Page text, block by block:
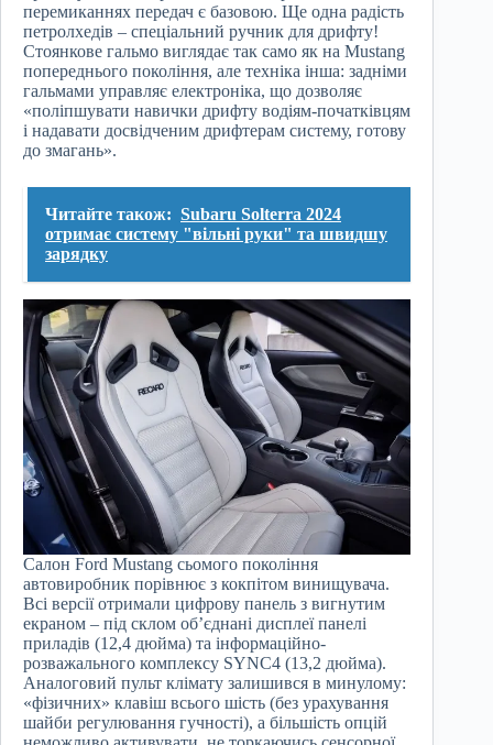
перемиканнях передач є базовою. Ще одна радість
петролхедів – спеціальний ручник для дрифту!
Стоянкове гальмо виглядає так само як на Mustang
попереднього покоління, але техніка інша: задніми
гальмами управляє електроніка, що дозволяє
«поліпшувати навички дрифту водіям-початківцям
і надавати досвідченим дрифтерам систему, готову
до змагань».
Читайте також: Subaru Solterra 2024
отримає систему "вільні руки" та швидшу
зарядку
Салон Ford Mustang сьомого покоління
автовиробник порівнює з кокпітом винищувача.
Всі версії отримали цифрову панель з вигнутим
екраном – під склом об’єднані дисплеї панелі
приладів (12,4 дюйма) та інформаційно-
розважального комплексу SYNC4 (13,2 дюйма).
Аналоговий пульт клімату залишився в минулому:
«фізичних» клавіш всього шість (без урахування
шайби регулювання гучності), а більшість опцій